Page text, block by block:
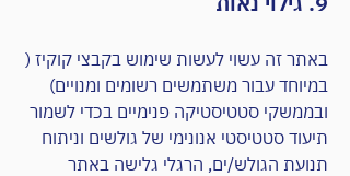
באתר זה עשוי לעשות שימוש בקבצי קוקיז (
במיוחד עבור משתמשים רשומים ומנויים)
ובממשקי סטטיסטיקה פנימיים בכדי לשמור
תיעוד סטטיסטי אנונימי של גולשים וניתוח
תנועת הגולש/ים, הרגלי גלישה באתר